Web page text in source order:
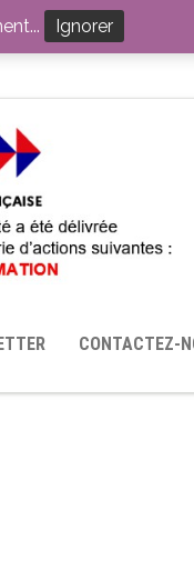
SANTÉ SEXUELLE
CONTACTEZ-
Ignorer